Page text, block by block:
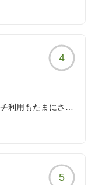
4
利用もたまにさせ
5